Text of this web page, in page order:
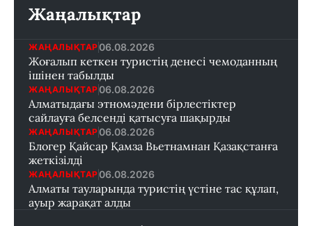
Жаңалықтар
ЖАҢАЛЫҚТАР 06.08.2026
Жоғалып кеткен туристің денесі чемоданның
ішінен табылды
ЖАҢАЛЫҚТАР 06.08.2026
Алматыдағы этномәдени бірлестіктер
сайлауға белсенді қатысуға шақырды
ЖАҢАЛЫҚТАР 06.08.2026
Блогер Қайсар Қамза Вьетнамнан Қазақстанға
жеткізілді
ЖАҢАЛЫҚТАР 06.08.2026
Алматы тауларында туристің үстіне тас құлап,
ауыр жарақат алды